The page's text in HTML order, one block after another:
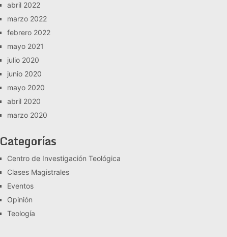
abril 2022
marzo 2022
febrero 2022
mayo 2021
julio 2020
junio 2020
mayo 2020
abril 2020
marzo 2020
Categorías
Centro de Investigación Teológica
Clases Magistrales
Eventos
Opinión
Teología